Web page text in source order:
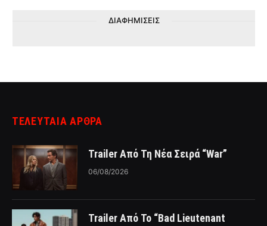
ΔΙΑΦΗΜΙΣΕΙΣ
ΤΕΛΕΥΤΑΙΑ ΑΡΘΡΑ
Trailer Από Τη Νέα Σειρά “War”
06/08/2026
Trailer Από Το “Bad Lieutenant